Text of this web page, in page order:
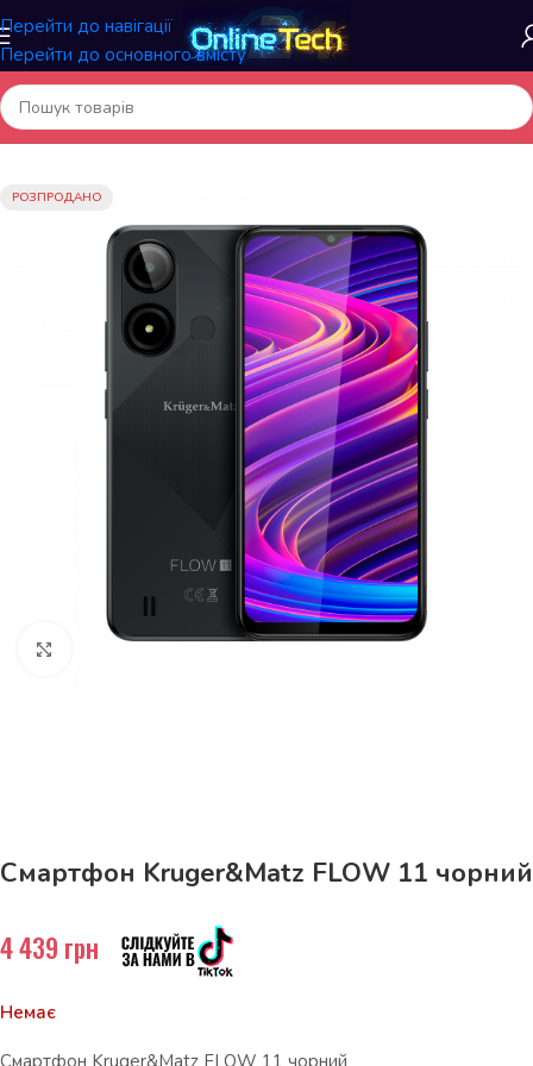
Перейти до навігації
Перейти до основного вмісту
Головна/Електроніка та гаджети/Мобільні телефони
РОЗПРОДАНО
Натисніть, щоб збільшити
Смартфон Kruger&Matz FLOW 11 чорний
4 439 грн
Немає
Смартфон Kruger&Matz FLOW 11 чорний